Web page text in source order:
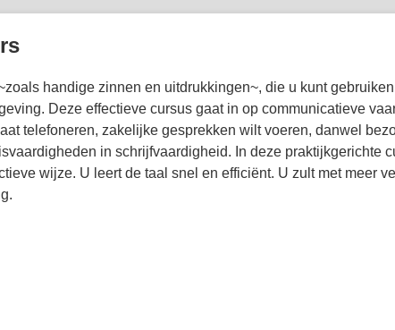
handige zinnen en uitdrukkingen~, die u kunt
Deze effectieve cursus gaat in op communicatieve
telefoneren, zakelijke gesprekken wilt voeren, danwel
in schrijfvaardigheid. In deze praktijkgerichte
wijze. U leert de taal snel en efficiënt. U zult met meer